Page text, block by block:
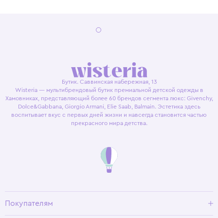
Бутик. Саввинская набережная, 13
Wisteria — мультибрендовый бутик премиальной детской одежды в
Хамовниках, представляющий более 60 брендов сегмента люкс: Givenchy,
Dolce&Gabbana, Giorgio Armani, Elie Saab, Balmain. Эстетика здесь
воспитывает вкус с первых дней жизни и навсегда становится частью
прекрасного мира детства.
Покупателям